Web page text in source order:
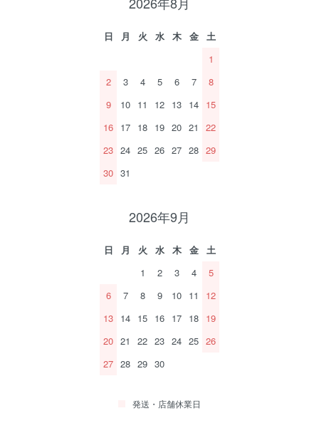
日 月 火 水 木 金
土
1
2
3 4 5 6 7
8
9
10 11 12 13 14 15
16 17 18 19 20 21
22
23 24 25 26 27 28 29
30 31
2026年9月
日 月 火 水 木 金
土
1
2 3 4
5
6
7 8 9 10 11
12
13 14 15 16 17 18 19
20 21 22 23 24 25 26
27 28 29 30
発送・店舗休業日